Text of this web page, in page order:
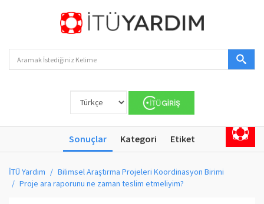
Sonuçlar Kategori Etiket
İTÜ Yardım
Bilimsel Araştırma Projeleri Koordinasyon Birimi
Proje ara raporunu ne zaman teslim etmeliyim?